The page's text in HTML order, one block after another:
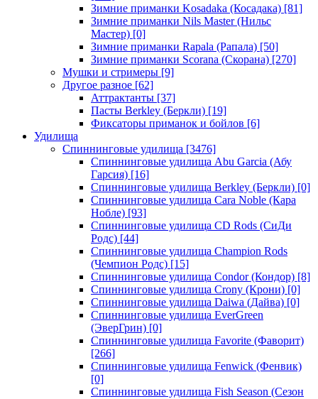
Зимние приманки Kosadaka (Косадака) [81]
Зимние приманки Nils Master (Нильс
Мастер) [0]
Зимние приманки Rapala (Рапала) [50]
Зимние приманки Scorana (Скорана) [270]
Мушки и стримеры [9]
Другое разное [62]
Аттрактанты [37]
Пасты Berkley (Беркли) [19]
Фиксаторы приманок и бойлов [6]
Удилища
Спиннинговые удилища [3476]
Спиннинговые удилища Abu Garcia (Абу
Гарсия) [16]
Спиннинговые удилища Berkley (Беркли) [0]
Спиннинговые удилища Cara Noble (Кара
Нобле) [93]
Спиннинговые удилища CD Rods (СиДи
Родс) [44]
Спиннинговые удилища Champion Rods
(Чемпион Родс) [15]
Спиннинговые удилища Condor (Кондор) [8]
Спиннинговые удилища Crony (Крони) [0]
Спиннинговые удилища Daiwa (Дайва) [0]
Спиннинговые удилища EverGreen
(ЭверГрин) [0]
Спиннинговые удилища Favorite (Фаворит)
[266]
Спиннинговые удилища Fenwick (Фенвик)
[0]
Спиннинговые удилища Fish Season (Сезон